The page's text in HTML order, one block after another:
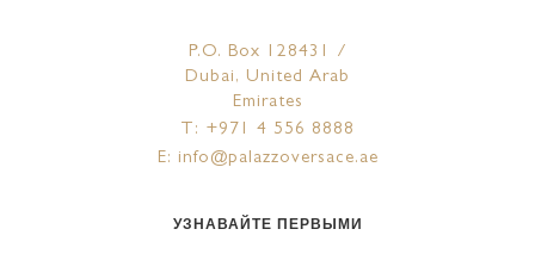
P.O. Box 128431 /
Dubai, United Arab
Emirates
T: +971 4 556 8888
E: info@palazzoversace.ae
УЗНАВАЙТЕ ПЕРВЫМИ